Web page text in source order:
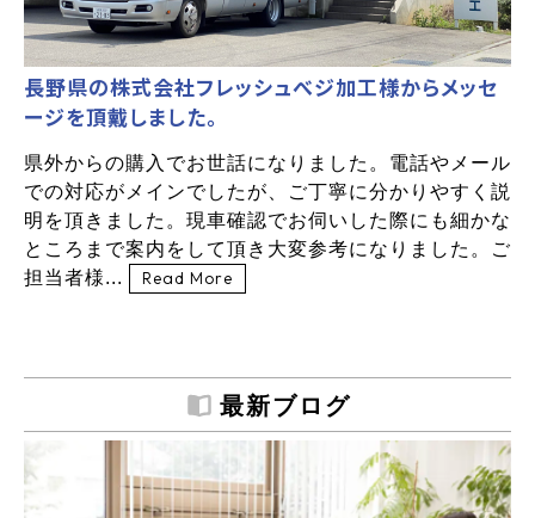
長野県の株式会社フレッシュべジ加工様からメッセ
ージを頂戴しました。
県外からの購入でお世話になりました。電話やメール
での対応がメインでしたが、ご丁寧に分かりやすく説
明を頂きました。現車確認でお伺いした際にも細かな
ところまで案内をして頂き大変参考になりました。ご
担当者様...
Read More
最新ブログ